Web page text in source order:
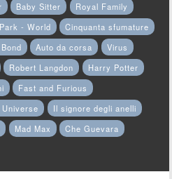
Baby Sitter
Royal Family
- World
Cinquanta sfumature
Auto da corsa
Virus
Robert Langdon
Harry Potter
Fast and Furious
Il signore degli anelli
Mad Max
Che Guevara